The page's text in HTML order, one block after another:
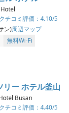
クチコミ評価： 4.10/5
ン)周辺マップ
無料Wi-Fi
リー ホテル釜山
Busan
クチコミ評価： 4.40/5